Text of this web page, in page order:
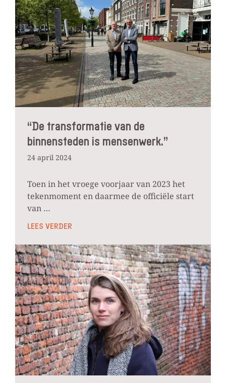
“De transformatie van de
binnensteden is mensenwerk.”
24 april 2024
Toen in het vroege voorjaar van 2023 het
tekenmoment en daarmee de officiële start
van …
LEES VERDER